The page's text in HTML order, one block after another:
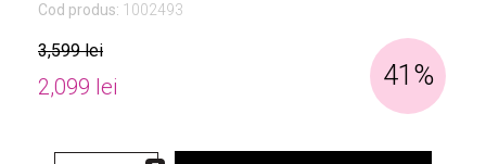
Cod produs: 1002493
3,599 lei
2,099 lei 41%